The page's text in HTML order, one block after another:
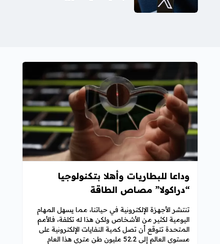
وداعا للبطاريات وأهلا بتكنولوجيا
“دراكولا” مصاص الطاقة
تنتشر الأجهزة الإلكترونية في حياتنا، مما يسهل المهام
اليومية لكثير من الأشخاص ولكن هذا له تكلفة، فالأمم
المتحدة تتوقع أن تصل كمية النفايات الإلكترونية على
مستوى العالم إلى 52.2 مليون طن متري هذا العام